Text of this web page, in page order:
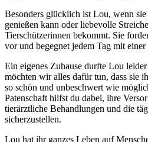
Besonders glücklich ist Lou, wenn
genießen kann oder liebevolle
Tierschützerinnen bekommt. Sie
vor und begegnet jedem Tag mit
Ein eigenes Zuhause durfte Lou
möchten wir alles dafür tun, dass sie
so schön und unbeschwert wie
Patenschaft hilfst du dabei, ihre
tierärztliche Behandlungen und die
sicherzustellen.
Lou hat ihr ganzes Leben auf